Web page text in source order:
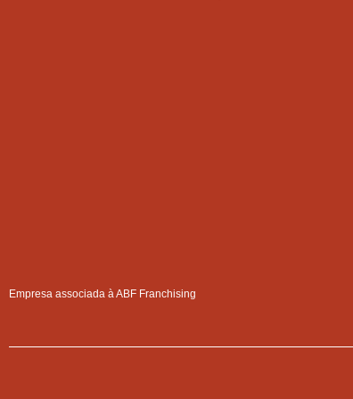
Empresa associada à ABF Franchising